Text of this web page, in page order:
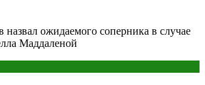
ожидаемого соперника в случае
Маддаленой